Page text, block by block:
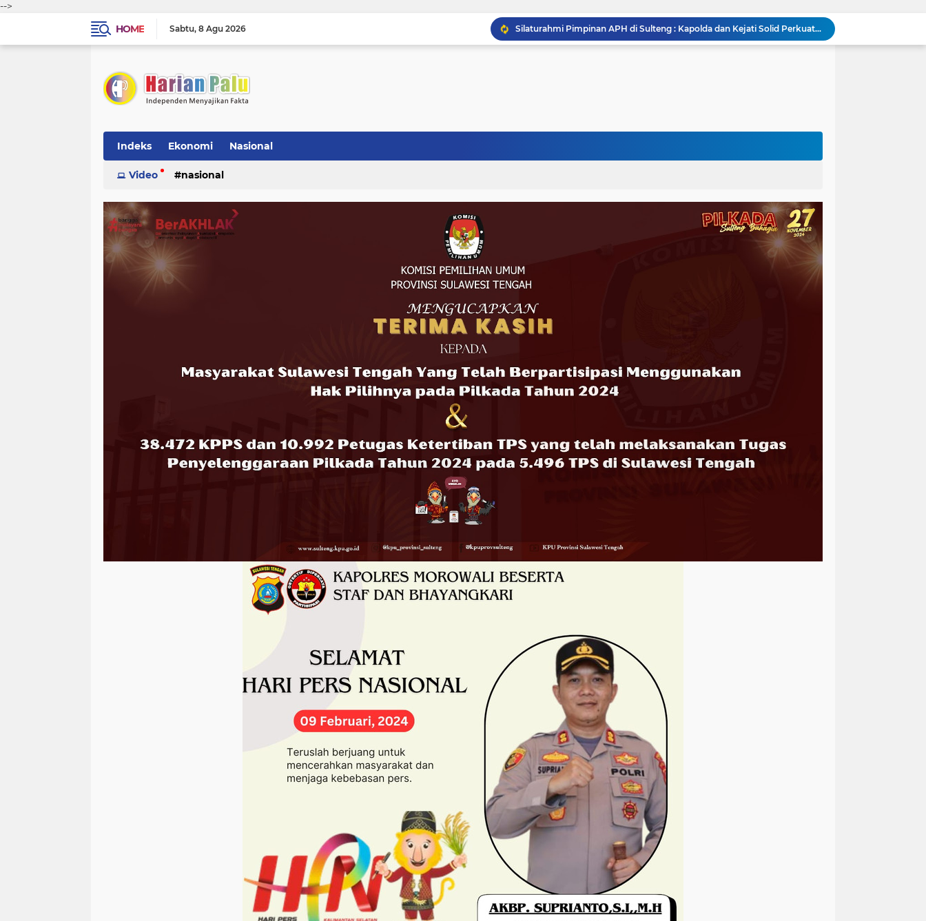
-->
HOME
Sabtu 8 Agu 2026
Sidang Praperadilan, Hakim Tegaskan Penetapan Tersangka Kasus Pencabulan Anak di Buol Sah Secara Hukum
Kejati Sulteng Geledah Kantor UPP Kolonodale, Sita Dokumen dan Barang Bukti Elektronik Kasus Nikel PT. Cocoman
Pemprov Sulteng Siap Hadapi Hadapi Gugatan JATAM: Tegaskan Pengawasan Lingkungan Sesuai Aturan Perundang-undangan
Indeks Ekonomi Nasional
Video nasional